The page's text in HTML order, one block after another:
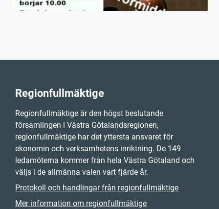
Regionfullmäktige
Regionfullmäktige är den högst beslutande
församlingen i Västra Götalandsregionen,
regionfullmäktige har det yttersta ansvaret för
ekonomin och verksamhetens inriktning. De 149
ledamöterna kommer från hela Västra Götaland och
väljs i de allmänna valen vart fjärde år.
Protokoll och handlingar från regionfullmäktige
Mer information om regionfullmäktige